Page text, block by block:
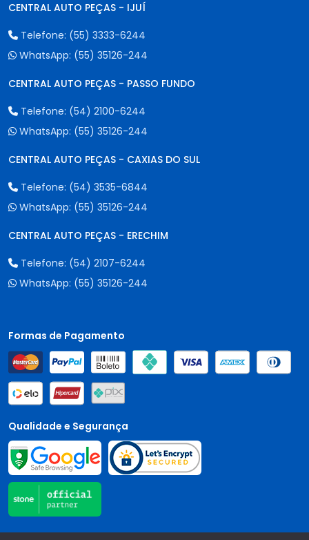
CENTRAL AUTO PEÇAS - IJUÍ
Telefone: (55) 3333-6244
WhatsApp: (55) 35126-244
CENTRAL AUTO PEÇAS - PASSO FUNDO
Telefone: (54) 2100-6244
WhatsApp: (55) 35126-244
CENTRAL AUTO PEÇAS - CAXIAS DO SUL
Telefone: (54) 3535-6844
WhatsApp: (55) 35126-244
CENTRAL AUTO PEÇAS - ERECHIM
Telefone: (54) 2107-6244
WhatsApp: (55) 35126-244
Formas de Pagamento
Qualidade e Segurança